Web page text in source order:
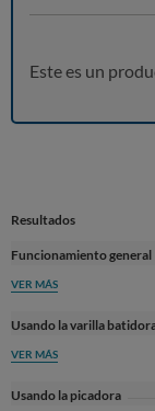
Este es un
Resultados
Funcionamiento general
VER MÁS
Usando la varilla
VER MÁS
Usando la picadora